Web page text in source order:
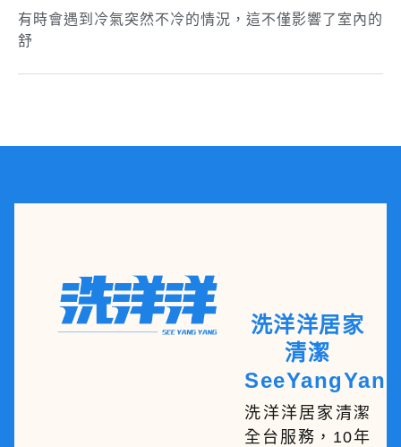
有時會遇到冷氣突然不冷的情況，這不僅影響了室內的
舒
洗洋洋居家
清潔
SeeYangYang
洗洋洋居家清潔
全台服務，10年